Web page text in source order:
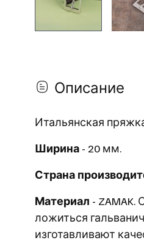
Описание
Итальянская
Ширина - 20 мм.
Страна
Материал -
ложиться
изготавливают